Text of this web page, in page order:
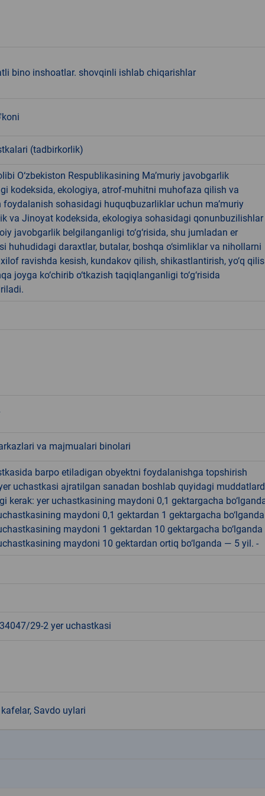
bino inshoatlar. shovqinli ishlab chiqarishlar
(tadbirkorlik)
O‘zbekiston Respublikasining Ma’muriy javobgarlik
kodeksida, ekologiya, atrof-muhitni muhofaza qilish va
sohasidagi huquqbuzarliklar uchun ma’muriy
va Jinoyat kodeksida, ekologiya sohasidagi qonunbuzilishlar
javobgarlik belgilanganligi to‘g‘risida, shu jumladan er
huhudidagi daraxtlar, butalar, boshqa o‘simliklar va nihollarni
ravishda kesish, kundakov qilish, shikastlantirish, yo‘q
joyga ko‘chirib o‘tkazish taqiqlanganligi to‘g‘risida
va majmualari binolari
barpo etiladigan obyektni foydalanishga topshirish
uchastkasi ajratilgan sanadan boshlab quyidagi
kerak: yer uchastkasining maydoni 0,1 gektargacha
maydoni 0,1 gektardan 1 gektargacha
maydoni 1 gektardan 10 gektargacha
maydoni 10 gektardan ortiq bo‘lganda — 5 yil. -
29-2 yer uchastkasi
Savdo uylari